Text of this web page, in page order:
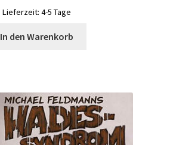
Lieferzeit: 4-5 Tage
In den Warenkorb